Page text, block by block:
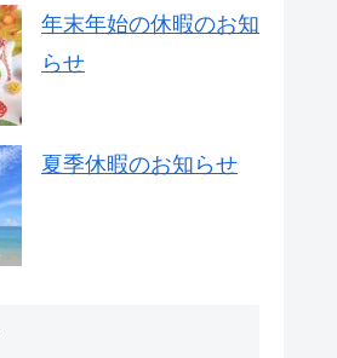
年末年始の休暇のお知
らせ
夏季休暇のお知らせ